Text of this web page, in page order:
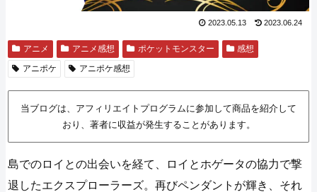
2023.05.13 2023.06.24
アニメ アニメ感想 ポケットモンスター
感想
アニポケ
アニポケ感想
当ブログは、アフィリエイトプログラムに参加して商品を紹介して
おり、著者に収益が発生することがあります。
島でのロイとの出会いを経て、ロイとホゲータの協力で撃
退したエクスプローラーズ。再びペンダントが輝き、それ